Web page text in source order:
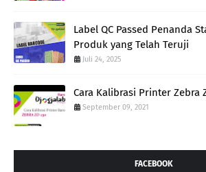
Label QC Passed Penanda
Produk yang Telah Teruji
Juli 24, 2025
Cara Kalibrasi Printer Zebra
September 09, 2021
FACEBOOK